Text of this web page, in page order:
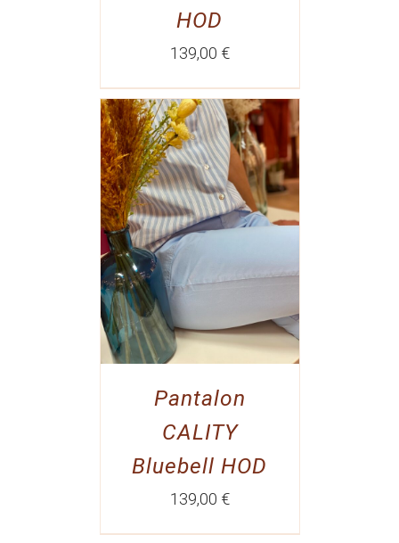
HOD
139,00 €
Pantalon
CALITY
Bluebell HOD
139,00 €